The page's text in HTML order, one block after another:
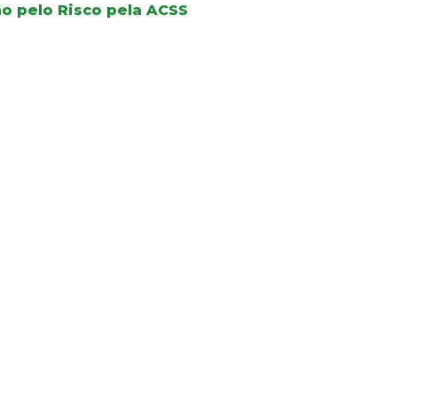
pelo Risco pela ACSS